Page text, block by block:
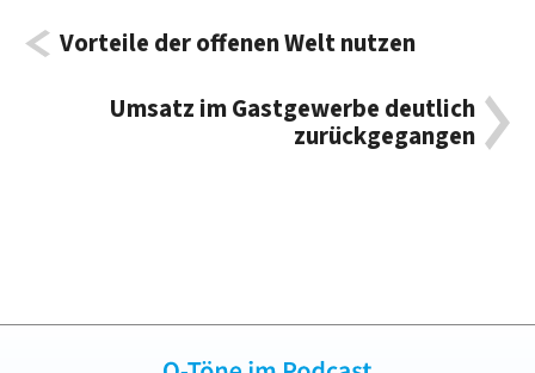
Vorteile der offenen Welt nutzen
Umsatz im Gastgewerbe deutlich
zurückgegangen